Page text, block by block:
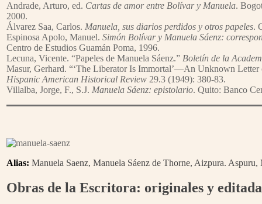
Andrade, Arturo, ed. Cartas de amor entre Bolívar y Manuela.
2000.
Álvarez Saa, Carlos. Manuela, sus diarios perdidos y otros papeles.
Espinosa Apolo, Manuel. Simón Bolívar y Manuela Sáenz:
Centro de Estudios Guamán Poma, 1996.
Lecuna, Vicente. “Papeles de Manuela Sáenz.” Boletín de la
Masur, Gerhard. “‘The Liberator Is Immortal’—An Unknown Letter
Hispanic American Historical Review 29.3 (1949): 380-83.
Villalba, Jorge, F., S.J. Manuela Sáenz: epistolario. Quito: Banco
Alias: Manuela Saenz, Manuela Sáenz de Thorne, Aizpura.
Obras de la Escritora: originales y